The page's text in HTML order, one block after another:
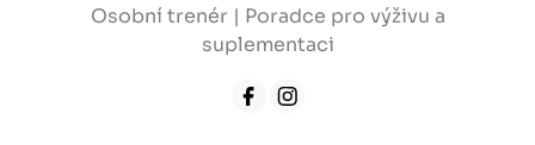
Osobní trenér | Poradce pro výživu a
suplementaci